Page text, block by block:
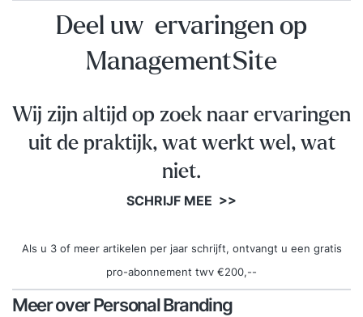
Deel uw ervaringen op
ManagementSite
Wij zijn altijd op zoek naar ervaringen
uit de praktijk, wat werkt wel, wat
niet.
SCHRIJF MEE >>
Als u 3 of meer artikelen per jaar schrijft, ontvangt u een gratis
pro-abonnement twv €200,--
Meer over Personal Branding